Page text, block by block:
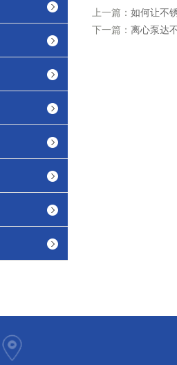
上一篇： 如何让不
下一篇： 离心泵达